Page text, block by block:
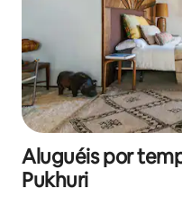
Aluguéis por
Pukhuri